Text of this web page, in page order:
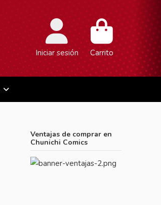
Iniciar sesión Carrito
Ventajas de comprar en
Chunichi Comics